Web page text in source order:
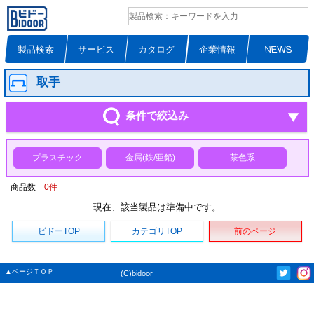
製品検索 サービス カタログ 企業情報 NEWS
取手
条件で絞込み
プラスチック 金属(鉄/亜鉛) 茶色系
商品数 0件
現在、該当製品は準備中です。
ビドーTOP カテゴリTOP 前のページ
▲ページＴＯＰ (C)bidoor